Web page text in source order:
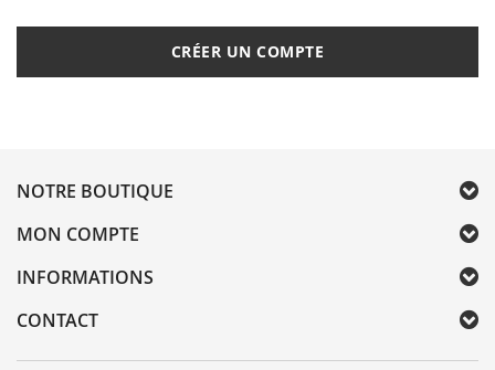
CRÉER UN COMPTE
NOTRE BOUTIQUE
MON COMPTE
INFORMATIONS
CONTACT